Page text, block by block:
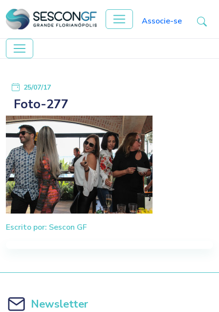
Associe-se
25/07/17
Foto-277
Escrito por: Sescon GF
Newsletter